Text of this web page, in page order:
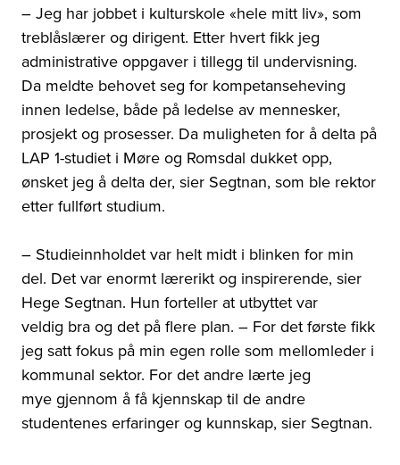
– Jeg har jobbet i kulturskole «hele mitt liv», som
treblåslærer og dirigent. Etter hvert fikk jeg
administrative oppgaver i tillegg til undervisning.
Da meldte behovet seg for kompetanseheving
innen ledelse, både på ledelse av mennesker,
prosjekt og prosesser. Da muligheten for å delta på
LAP 1-studiet i Møre og Romsdal dukket opp,
ønsket jeg å delta der, sier Segtnan, som ble rektor
etter fullført studium.
– Studieinnholdet var helt midt i blinken for min
del. Det var enormt lærerikt og inspirerende, sier
Hege Segtnan. Hun forteller at utbyttet var
veldig bra og det på flere plan. – For det første fikk
jeg satt fokus på min egen rolle som mellomleder i
kommunal sektor. For det andre lærte jeg
mye gjennom å få kjennskap til de andre
studentenes erfaringer og kunnskap, sier Segtnan.